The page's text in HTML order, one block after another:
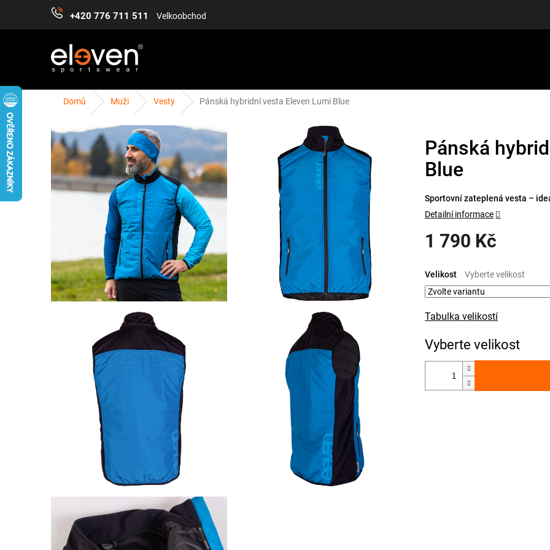
obsah
+420 776 711 511 Velkoobchod
Domů Muži Vesty Pánská hybridní vesta Eleven Lumi Blue
Pánská
Blue
1 790 Kč
cena:
Tabulka velikostí
Velikost
Sportovní zateplená vesta –
Detailní informace